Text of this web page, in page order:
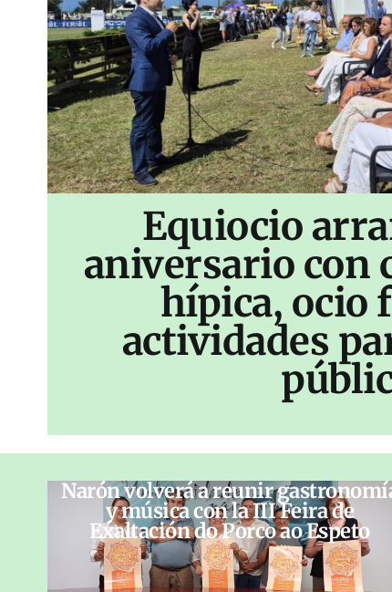
Equiocio
aniversario con
hípica, ocio
actividades
Narón volverá a reunir
y música con la III Feira de
Exaltación do Porco ao Espeto